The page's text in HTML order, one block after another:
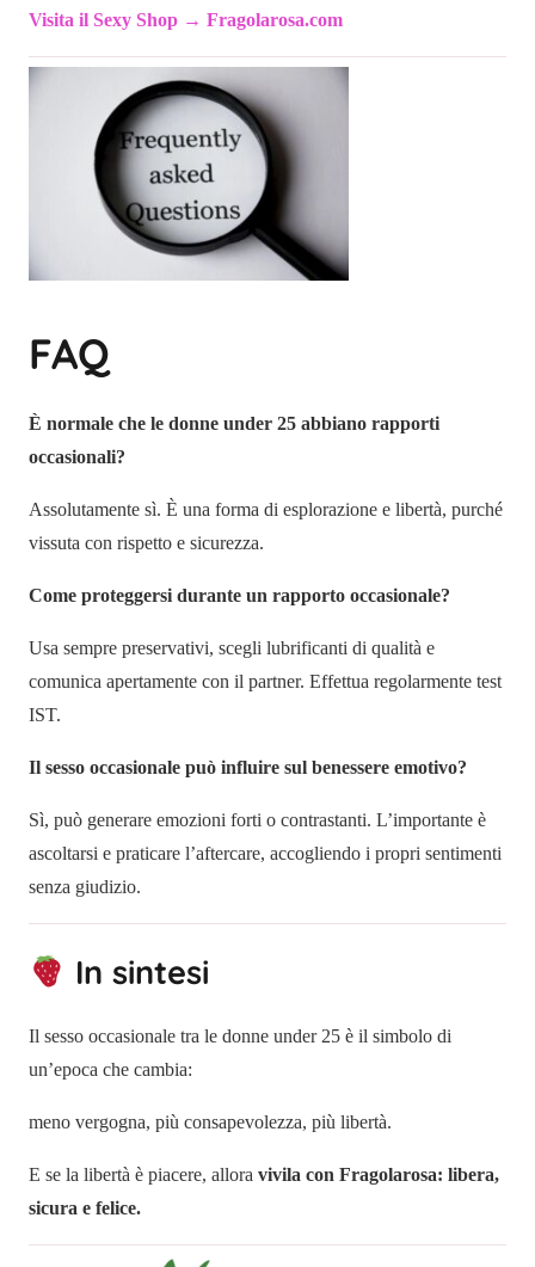
Visita il Sexy Shop → Fragolarosa.com
FAQ
È normale che le donne under 25 abbiano rapporti
occasionali?
Assolutamente sì. È una forma di esplorazione e libertà, purché
vissuta con rispetto e sicurezza.
Come proteggersi durante un rapporto occasionale?
Usa sempre preservativi, scegli lubrificanti di qualità e
comunica apertamente con il partner. Effettua regolarmente test
IST.
Il sesso occasionale può influire sul benessere emotivo?
Sì, può generare emozioni forti o contrastanti. L’importante è
ascoltarsi e praticare l’aftercare, accogliendo i propri sentimenti
senza giudizio.
In sintesi
Il sesso occasionale tra le donne under 25 è il simbolo di
un’epoca che cambia:
meno vergogna, più consapevolezza, più libertà.
E se la libertà è piacere, allora vivila con Fragolarosa: libera,
sicura e felice.